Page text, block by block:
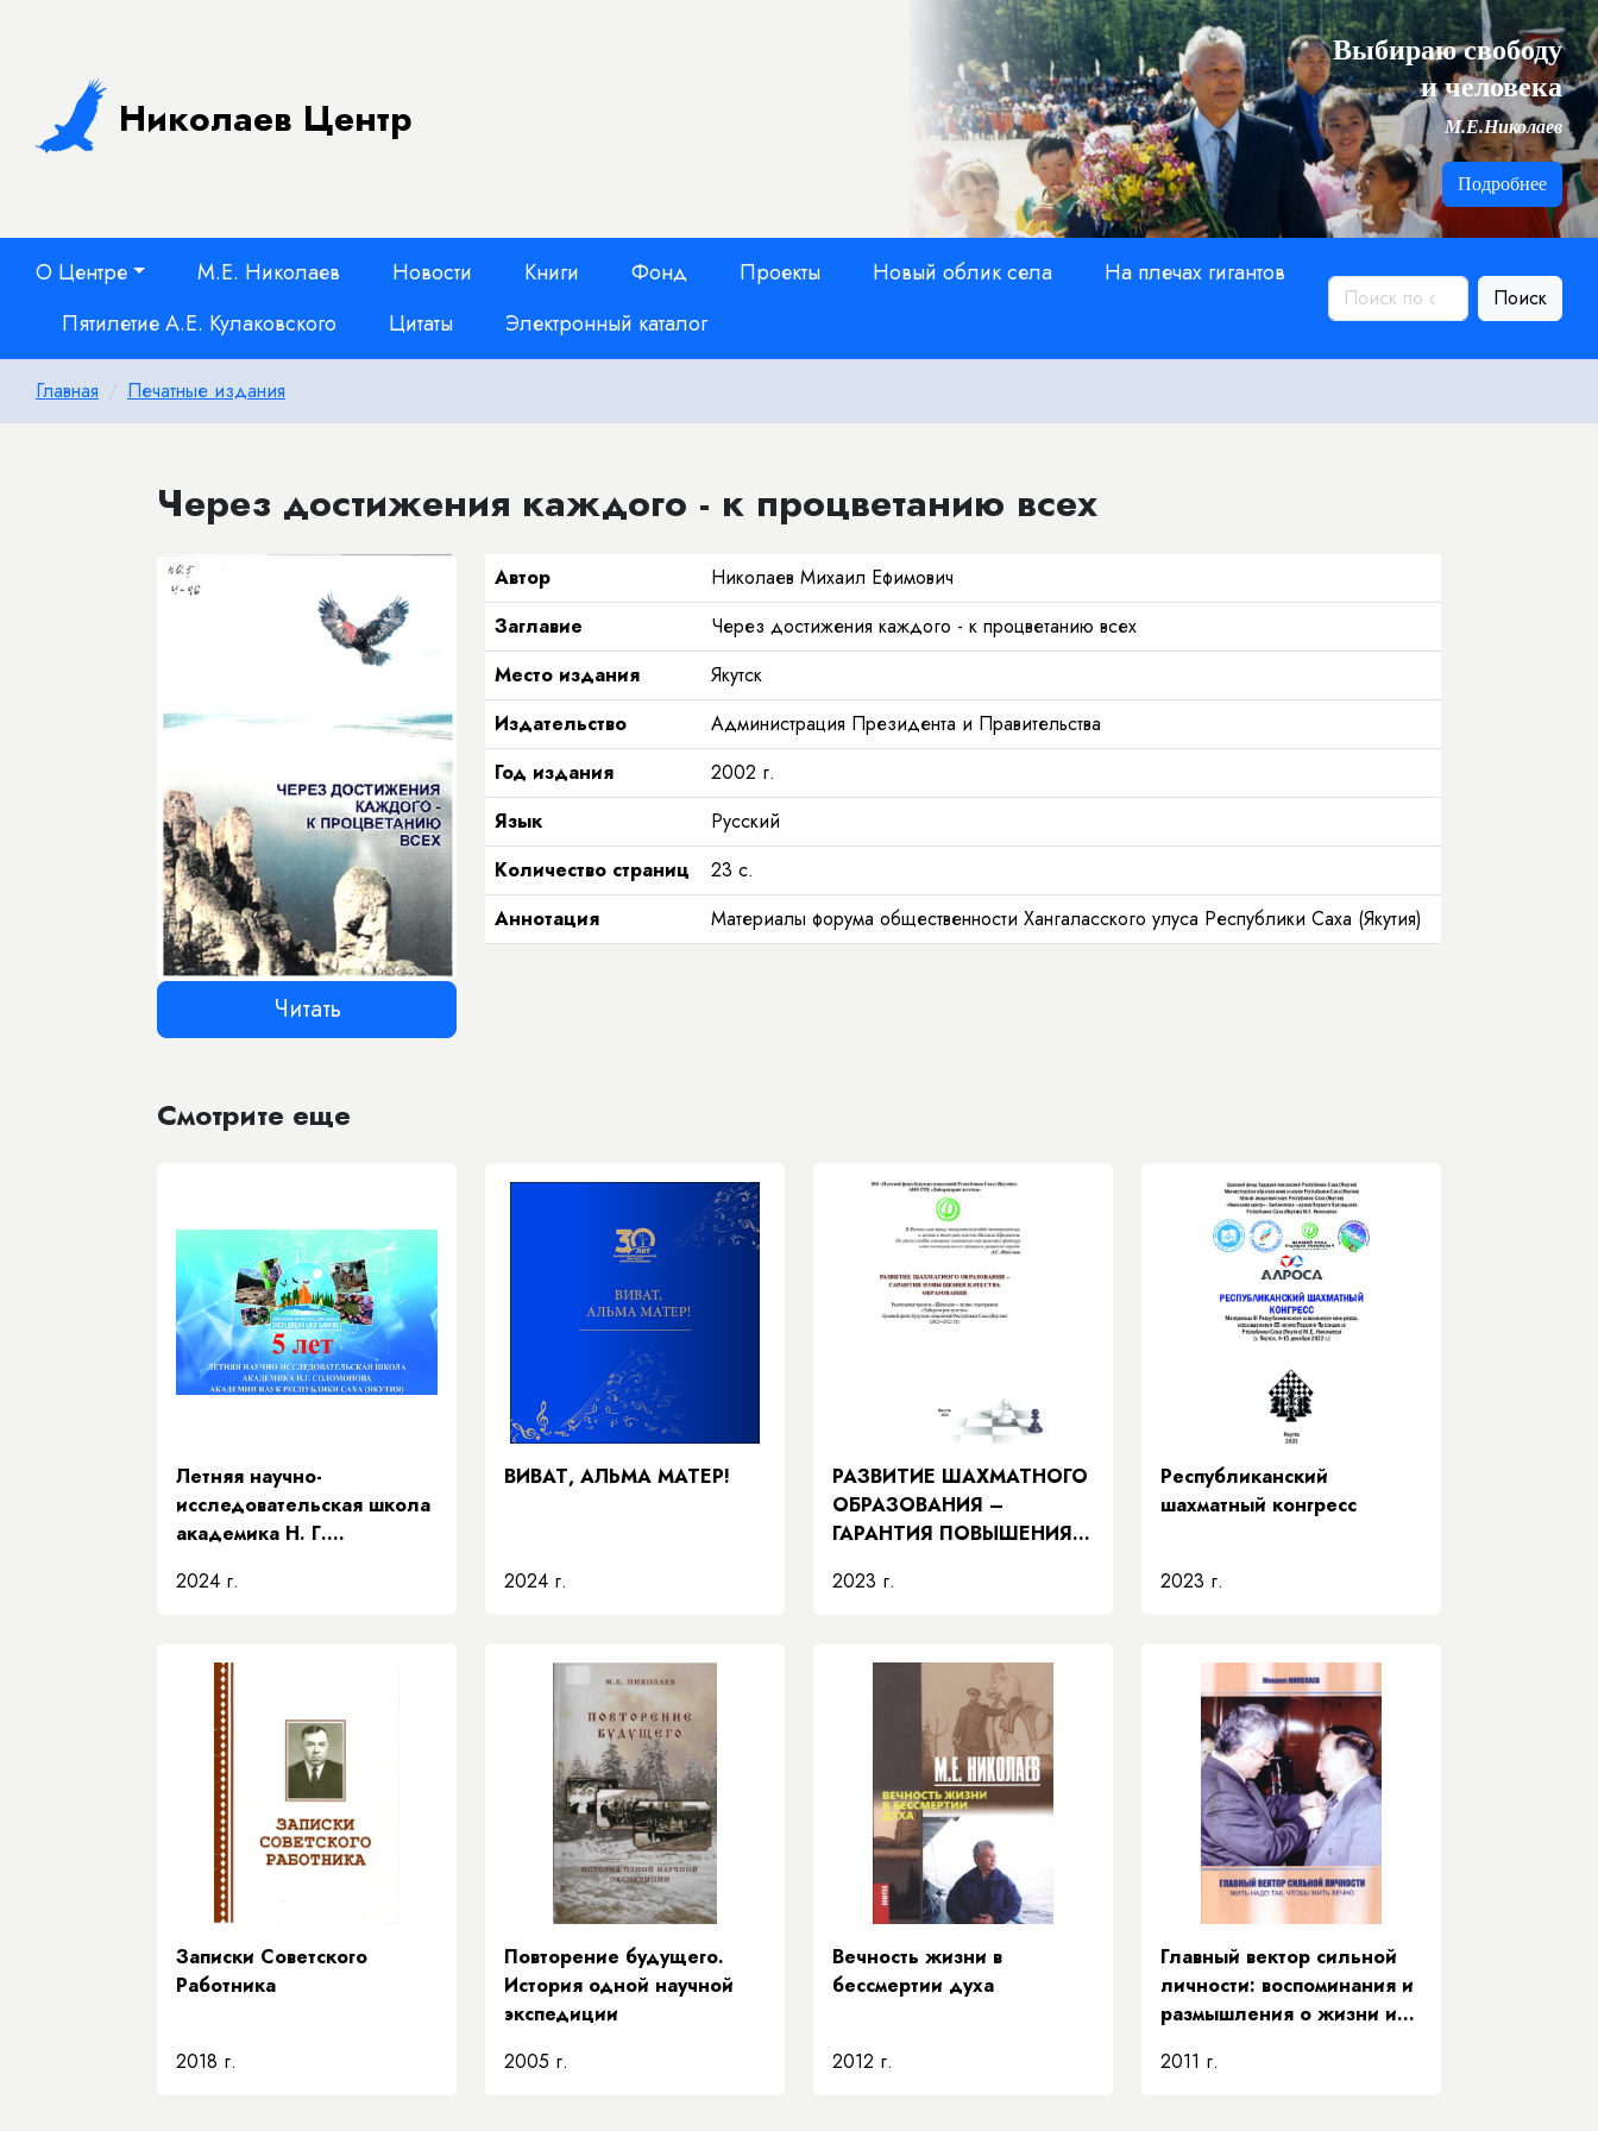
Николаев Центр
Выбираю свободу
и человека
М.Е.Николаев
Подробнее
О Центре М.Е. Николаев Новости Книги Фонд Проекты Новый облик села
На плечах гигантов
Пятилетие А.Е. Кулаковского
Цитаты Электронный каталог
Поиск
Главная Печатные издания
Через достижения каждого - к процветанию всех
Читать
Автор
Николаев Михаил Ефимович
Заглавие
Через достижения каждого - к процветанию всех
Место издания
Якутск
Издательство
Администрация Президента и Правительства
Год издания
2002 г.
Язык
Русский
Количество страниц
23 с.
Аннотация
Материалы форума общественности Хангаласского улуса Республики Саха (Якутия)
Смотрите еще
Летняя научно-
исследовательская школа
академика Н. Г.
наук Республики Саха
2024 г.
ВИВАТ, АЛЬМА МАТЕР!
2024 г.
РАЗВИТИЕ ШАХМАТНОГО
ОБРАЗОВАНИЯ –
ГАРАНТИЯ ПОВЫШЕНИЯ
ОБРАЗОВАНИЯ
2023 г.
Республиканский
шахматный конгресс
2023 г.
Записки Советского
Работника
2018 г.
Повторение будущего.
История одной научной
экспедиции
2005 г.
Вечность жизни в
бессмертии духа
2012 г.
Главный вектор сильной
личности: воспоминания и
размышления о жизни и
Кычкина
2011 г.